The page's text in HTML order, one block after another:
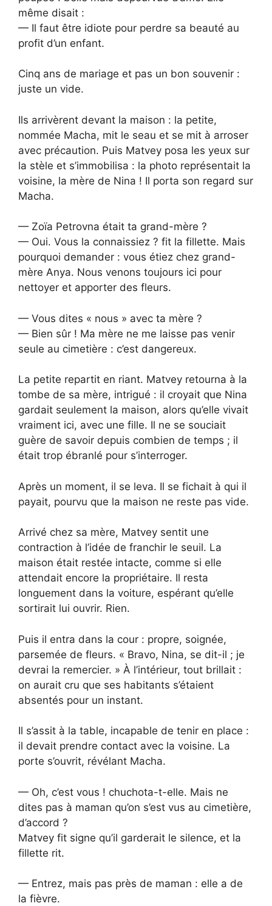
même disait :
— Il faut être idiote pour perdre sa beauté au
profit d’un enfant.
Cinq ans de mariage et pas un bon souvenir :
juste un vide.
Ils arrivèrent devant la maison : la petite,
nommée Macha, mit le seau et se mit à arroser
avec précaution. Puis Matvey posa les yeux sur
la stèle et s’immobilisa : la photo représentait la
voisine, la mère de Nina ! Il porta son regard sur
Macha.
— Zoïa Petrovna était ta grand-mère ?
— Oui. Vous la connaissiez ? fit la fillette. Mais
pourquoi demander : vous étiez chez grand-
mère Anya. Nous venons toujours ici pour
nettoyer et apporter des fleurs.
— Vous dites « nous » avec ta mère ?
— Bien sûr ! Ma mère ne me laisse pas venir
seule au cimetière : c’est dangereux.
La petite repartit en riant. Matvey retourna à la
tombe de sa mère, intrigué : il croyait que Nina
gardait seulement la maison, alors qu’elle vivait
vraiment ici, avec une fille. Il ne se souciait
guère de savoir depuis combien de temps ; il
était trop ébranlé pour s’interroger.
Après un moment, il se leva. Il se fichait à qui il
payait, pourvu que la maison ne reste pas vide.
Arrivé chez sa mère, Matvey sentit une
contraction à l’idée de franchir le seuil. La
maison était restée intacte, comme si elle
attendait encore la propriétaire. Il resta
longuement dans la voiture, espérant qu’elle
sortirait lui ouvrir. Rien.
Puis il entra dans la cour : propre, soignée,
parsemée de fleurs. « Bravo, Nina, se dit-il ; je
devrai la remercier. » À l’intérieur, tout brillait :
on aurait cru que ses habitants s’étaient
absentés pour un instant.
Il s’assit à la table, incapable de tenir en place :
il devait prendre contact avec la voisine. La
porte s’ouvrit, révélant Macha.
— Oh, c’est vous ! chuchota-t-elle. Mais ne
dites pas à maman qu’on s’est vus au cimetière,
d’accord ?
Matvey fit signe qu’il garderait le silence, et la
fillette rit.
— Entrez, mais pas près de maman : elle a de
la fièvre.